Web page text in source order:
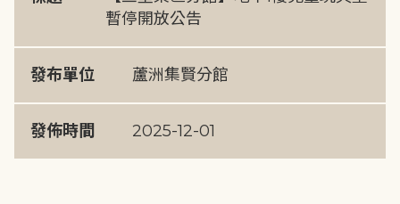
暫停開放公告
發布單位 蘆洲集賢分館
發佈時間 2025-12-01